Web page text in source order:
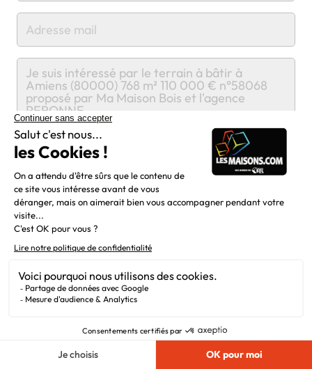
Chargement...
Les informations recueillies sur ce formulaire sont traitées par le Groupe BDL afin
de répondre à votre demande et de vous accompagner dans votre projet
immobilier. Dans le cadre de notre offre d'accompagnement global, vos données
peuvent être partagées entre les pôles d'expertise du Groupe (Construction CCMI,
Rénovation, Extension, Aménagements Intérieurs et Extérieurs, Agence
immobilière) pour vous proposer des solutions adaptées à l'évolution de votre
projet. Vous disposez d'un droit d'accès, de rectification et d'effacement de vos
données ou exercer votre droit à la limitation du traitement de vos données. Vous
pouvez égalementvous opposer au partage de vos informations au sein du
pour toute question sur le traitement de vos données, vous pouvez nous contacter
en écrivant à service communication@groupebdl.fr. Si vous estimez, après nous
avoir contactés, que vos droits « informatique et libertés » ne sont pas respectés,
vous pouvez adresser une réclamation à la Cnil. Pour en savoir plus sur la gestion de
J'ai pris connaissance et j'accepte laPolitique de
Confidentialité